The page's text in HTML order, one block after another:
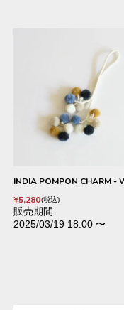
INDIA POMPON CHARM -
¥5,280 税込
販売期間
2025/03/19 18:00 〜